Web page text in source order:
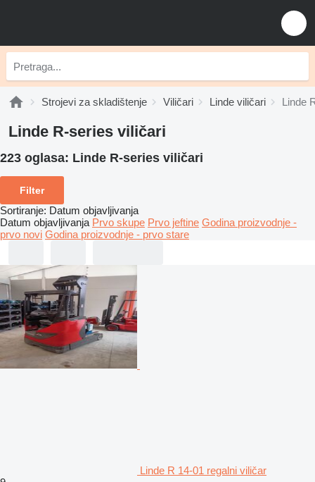
Strojevi za skladištenje Viličari Linde viličari Linde
Linde R-series viličari
223 oglasa: Linde R-series viličari
Filter
Sortiranje: Datum objavljivanja
Datum objavljivanja Prvo skupe Prvo jeftine Godina proizvodnje -
prvo novi Godina proizvodnje - prvo stare
Linde R 14-01 regalni viličar